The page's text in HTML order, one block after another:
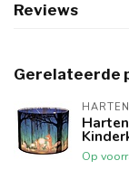
Reviews
Gerelateerde
Op